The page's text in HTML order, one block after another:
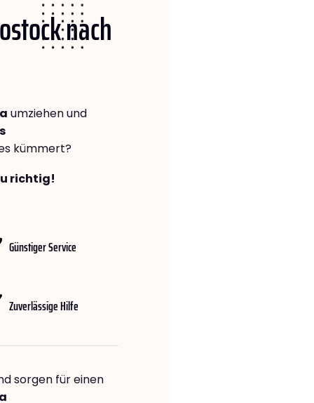
nach
umziehen und
kümmert?
richtig!
Günstiger Service
Zuverlässige Hilfe
sorgen für einen